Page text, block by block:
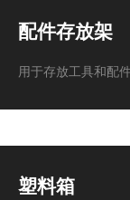
配件存放架
用于存放工具和配
塑料箱